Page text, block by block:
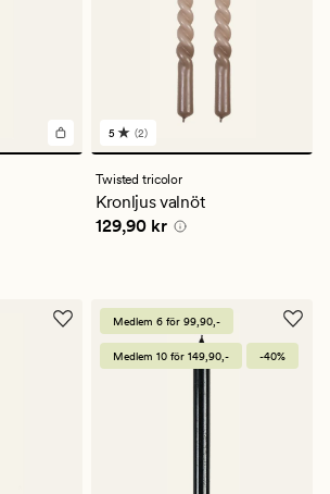
2
omdömen
med
genomsnittligt
betyg
5 (2)
Twisted tricolor
Kronljus valnöt
Pris 129,90 kr
129,90 kr
Medlem 6 för 99,90,-
Medlem 10 för 149,90,- -40%